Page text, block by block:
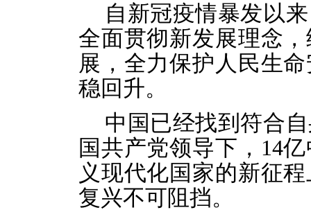
自新冠疫情暴发以
全面贯彻新发展理念
展，全力保护人民生
稳回升。
中国已经找到符合
国共产党领导下，14
义现代化国家的新征
复兴不可阻挡。